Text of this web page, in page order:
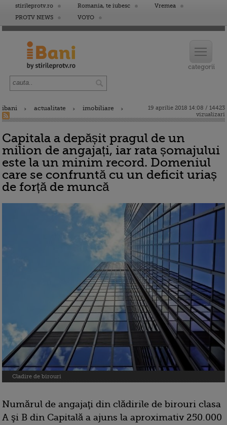
stirileprotv.ro Romania, te iubesc
Vremea
PROTV NEWS
VOYO
ibani actualitate imobiliare
19 aprilie 2018 14:08 / 14423
vizualizari
Capitala a depășit pragul de un
milion de angajați, iar rata șomajului
este la un minim record. Domeniul
care se confruntă cu un deficit uriaș
de forță de muncă
Cladire de birouri
Numărul de angajaţi din clădirile de birouri clasa
A şi B din Capitală a ajuns la aproximativ 250.000